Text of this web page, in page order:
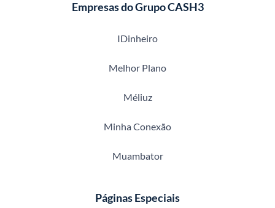
Empresas do Grupo CASH3
IDinheiro
Melhor Plano
Méliuz
Minha Conexão
Muambator
Páginas Especiais